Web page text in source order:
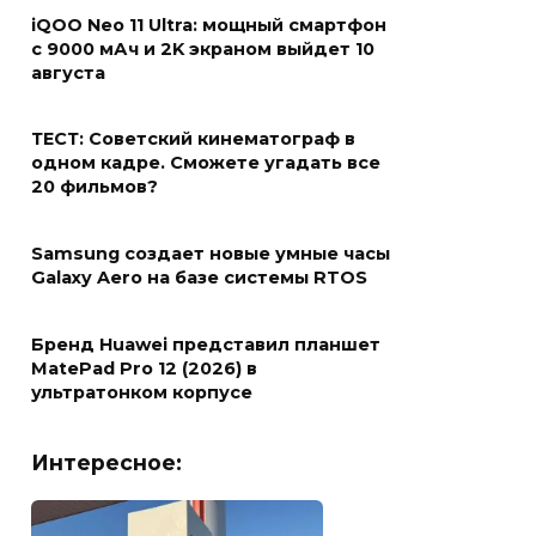
iQOO Neo 11 Ultra: мощный смартфон
с 9000 мАч и 2K экраном выйдет 10
августа
ТЕСТ: Советский кинематограф в
одном кадре. Сможете угадать все
20 фильмов?
Samsung создает новые умные часы
Galaxy Aero на базе системы RTOS
Бренд Huawei представил планшет
MatePad Pro 12 (2026) в
ультратонком корпусе
Интересное: